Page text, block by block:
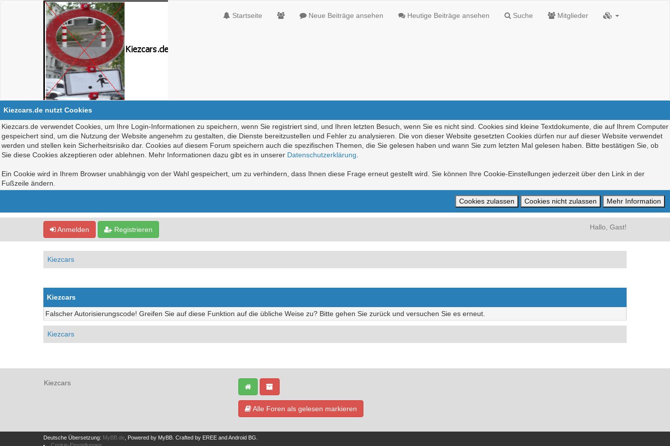
Startseite Neue Beiträge ansehen Heutige Beiträge ansehen Suche Mitglieder
Kiezcars.de nutzt Cookies
Kiezcars.de verwendet Cookies, um Ihre Login-Informationen zu speichern, wenn Sie registriert sind, und Ihren letzten Besuch, wenn Sie es nicht sind. Cookies sind kleine Textdokumente, die auf Ihrem Computer
gespeichert sind, um die Nutzung der Website angenehm zu gestalten, die Dienste bereitzustellen und Fehler zu analysieren. Die von dieser Website gesetzten Cookies dürfen nur auf dieser Website verwendet
werden und stellen kein Sicherheitsrisiko dar. Cookies auf diesem Forum speichern auch die spezifischen Themen, die Sie gelesen haben und wann Sie zum letzten Mal gelesen haben. Bitte bestätigen Sie, ob
Sie diese Cookies akzeptieren oder ablehnen. Mehr Informationen dazu gibt es in unserer Datenschutzerklärung
Ein Cookie wird in Ihrem Browser unabhängig von der Wahl gespeichert, um zu verhindern, dass Ihnen diese Frage erneut gestellt wird. Sie können Ihre Cookie-Einstellungen jederzeit über den Link in der
Fußzeile ändern.
Anmelden Registrieren Hallo, Gast!
Kiezcars
Kiezcars
Falscher Autorisierungscode! Greifen Sie auf diese Funktion auf die übliche Weise zu? Bitte gehen Sie zurück und versuchen Sie es erneut.
Kiezcars
Kiezcars
Alle Foren als gelesen markieren
Deutsche Übersetzung: MyBB.de , Powered by MyBB Crafted by EREE andAndroid BG